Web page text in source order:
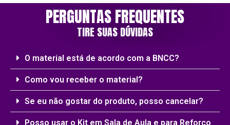
PERGUNTAS FREQUENTES
TIRE SUAS DÚVIDAS
O material está de acordo com a BNCC?
Como vou receber o material?
Se eu não gostar do produto, posso cancelar?
Posso usar o Kit em Sala de Aula e para Reforço